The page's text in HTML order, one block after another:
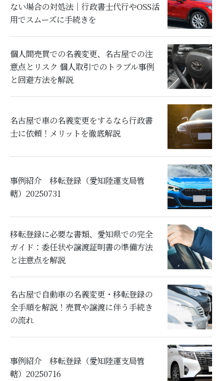
ない場合の対処法｜行政書士代行やOSS活
用でスムーズに手続きを
個人間売買での名義変更、名古屋での注
意点とリスク 個人取引でのトラブル事例
と回避方法を解説
名古屋で車の名義変更をするなら行政書
士に依頼！メリットを徹底解説
事例紹介 移転登録（愛知陸運支局管
轄）20250731
移転登録に必要な書類、愛知県での完全
ガイド：委任状や譲渡証明書の準備方法
と注意点を解説
名古屋で自動車の名義変更・移転登録の
全手順を解説！売買や譲渡に伴う手続き
の流れ
事例紹介 移転登録（愛知陸運支局管
轄）20250716